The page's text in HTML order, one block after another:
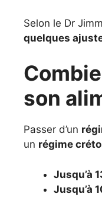
Selon le Dr
quelques
son
Passer d’un
un régime
Jusqu’à
Jusqu’à